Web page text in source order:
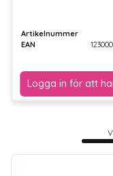
Artikelnummer
EAN